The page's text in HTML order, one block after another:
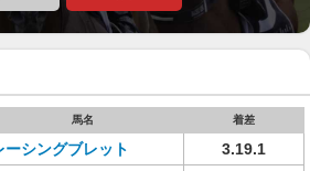
馬名 着差
ーシングブレット
3.19.1